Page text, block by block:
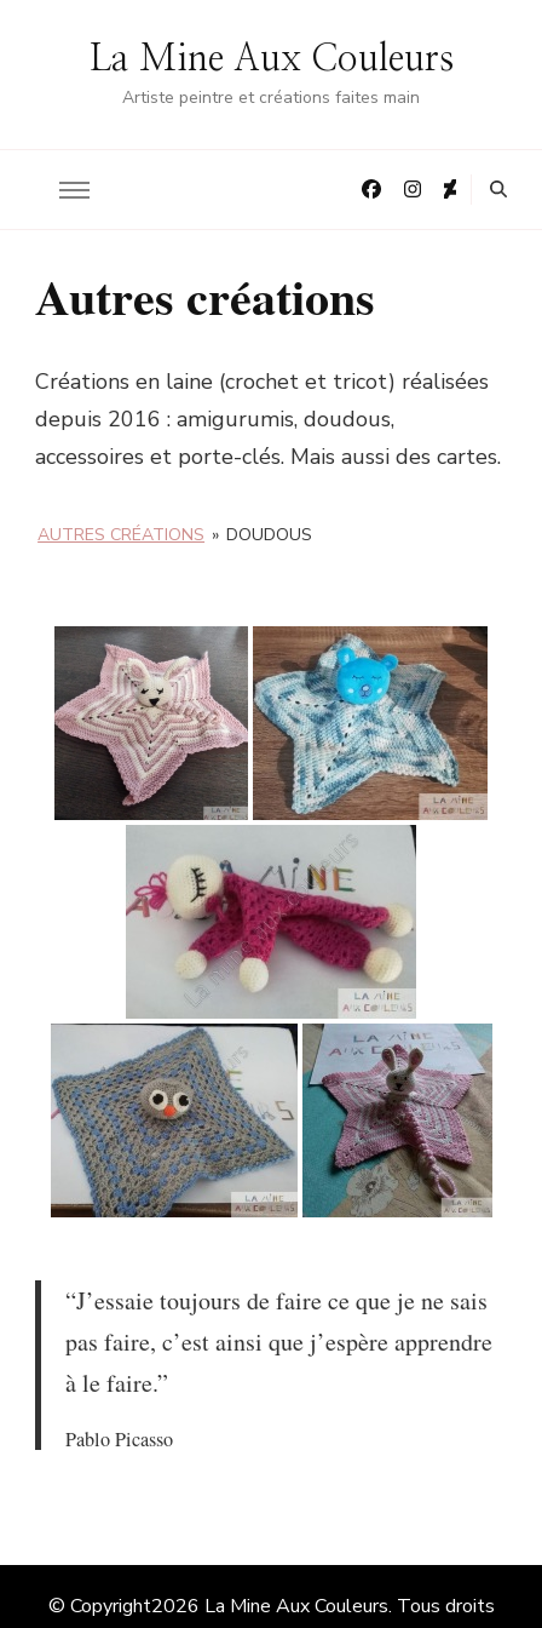
La Mine Aux Couleurs
Artiste peintre et créations faites main
Autres créations
Créations en laine (crochet et tricot) réalisées
depuis 2016 : amigurumis, doudous,
accessoires et porte-clés. Mais aussi des cartes.
AUTRES CRÉATIONS » DOUDOUS
“J’essaie toujours de faire ce que je ne sais
pas faire, c’est ainsi que j’espère apprendre
à le faire.”
Pablo Picasso
© Copyright2026 La Mine Aux Couleurs. Tous droits